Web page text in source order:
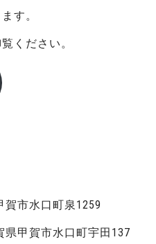
す。
ください。
市水口町泉1259
甲賀市水口町宇田137